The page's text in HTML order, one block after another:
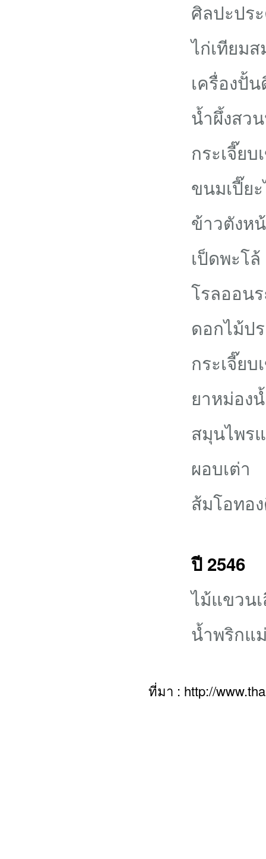
ศิลปะปร
ไก่เทียมส
เครื่องปั้
น้ำผึ้งสว
กระเจี๊ยบ
ขนมเปี๊ย
ข้าวตังห
เป็ดพะโล้
โรลออน
ดอกไม้ป
กระเจี๊ยบ
ยาหม่อง
สมุนไพร
ผอบเต่า
ส้มโอทอ
ปี 2546
ไม้แขวน
น้ำพริกแ
ที่มา : http://